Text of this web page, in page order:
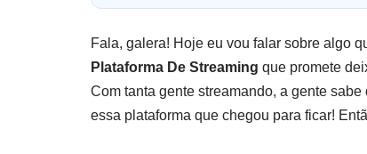
Fala, galera! Hoje eu vou falar sobre algo
Plataforma De Streaming que promete
Com tanta gente streamando, a gente
essa plataforma que chegou para ficar!